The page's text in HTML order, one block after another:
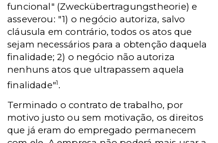
funcional" (Zweckübertragungstheorie) e
asseverou: "1) o negócio autoriza, salvo
cláusula em contrário, todos os atos que
sejam necessários para a obtenção daquela
finalidade; 2) o negócio não autoriza
nenhuns atos que ultrapassem aquela
finalidade"1.
Terminado o contrato de trabalho, por
motivo justo ou sem motivação, os direitos
que já eram do empregado permanecem